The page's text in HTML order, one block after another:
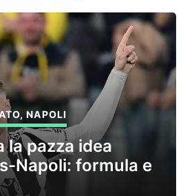
,NAPOLI
la pazza idea
Napoli: formula e